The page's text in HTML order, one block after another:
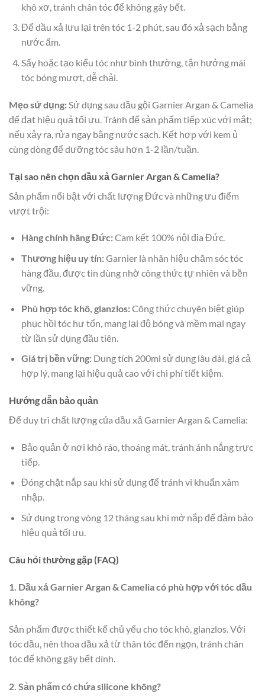
khô xơ, tránh chân tóc để không gây bết.
Để dầu xả lưu lại trên tóc 1-2 phút, sau đó xả sạch bằng
nước ấm.
Sấy hoặc tạo kiểu tóc như bình thường, tận hưởng mái
tóc bóng mượt, dễ chải.
Mẹo sử dụng: Sử dụng sau dầu gội Garnier Argan & Camelia
để đạt hiệu quả tối ưu. Tránh để sản phẩm tiếp xúc với mắt;
nếu xảy ra, rửa ngay bằng nước sạch. Kết hợp với kem ủ
cùng dòng để dưỡng tóc sâu hơn 1-2 lần/tuần.
Tại sao nên chọn dầu xả Garnier Argan & Camelia?
Sản phẩm nổi bật với chất lượng Đức và những ưu điểm
vượt trội:
Hàng chính hãng Đức:Cam kết 100% nội địa Đức.
Thương hiệu uy tín:Garnier là nhãn hiệu chăm sóc tóc
hàng đầu, được tin dùng nhờ công thức tự nhiên và bền
vững.
Phù hợp tóc khô, glanzlos:Công thức chuyên biệt giúp
phục hồi tóc hư tổn, mang lại độ bóng và mềm mại ngay
từ lần sử dụng đầu tiên.
Giá trị bền vững:Dung tích 200ml sử dụng lâu dài, giá cả
hợp lý, mang lại hiệu quả cao với chi phí tiết kiệm.
Hướng dẫn bảo quản
Để duy trì chất lượng của dầu xả Garnier Argan & Camelia:
Bảo quản ở nơi khô ráo, thoáng mát, tránh ánh nắng trực
tiếp.
Đóng chặt nắp sau khi sử dụng để tránh vi khuẩn xâm
nhập.
Sử dụng trong vòng 12 tháng sau khi mở nắp để đảm bảo
hiệu quả tối ưu.
Câu hỏi thường gặp (FAQ)
1. Dầu xả Garnier Argan & Camelia có phù hợp với tóc dầu
không?
Sản phẩm được thiết kế chủ yếu cho tóc khô, glanzlos. Với
tóc dầu, nên thoa dầu xả từ thân tóc đến ngọn, tránh chân
tóc để không gây bết dính.
2. Sản phẩm có chứa silicone không?